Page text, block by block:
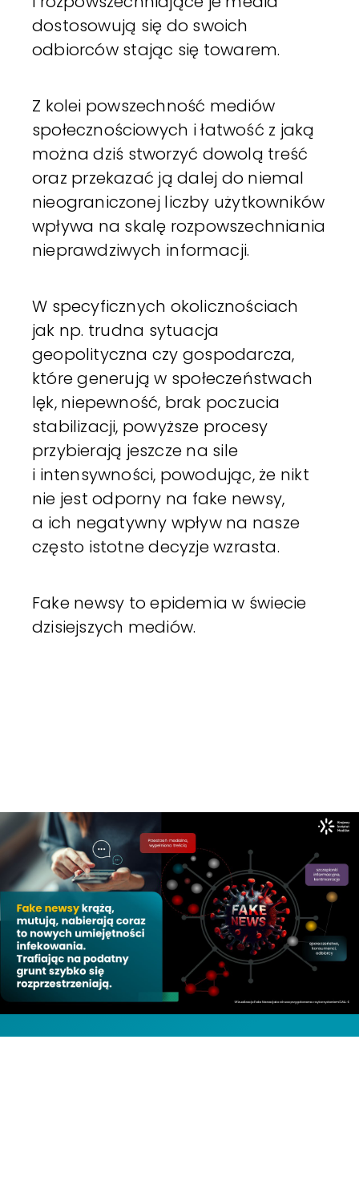
dostosowują się do swoich
odbiorców stając się towarem.
Z kolei powszechność mediów
społecznościowych i łatwość z jaką
można dziś stworzyć dowolą treść
oraz przekazać ją dalej do niemal
nieograniczonej liczby użytkowników
wpływa na skalę rozpowszechniania
nieprawdziwych informacji.
W specyficznych okolicznościach
jak np. trudna sytuacja
geopolityczna czy gospodarcza,
które generują w społeczeństwach
lęk, niepewność, brak poczucia
stabilizacji, powyższe procesy
przybierają jeszcze na sile
i intensywności, powodując, że nikt
nie jest odporny na fake newsy,
a ich negatywny wpływ na nasze
często istotne decyzje wzrasta.
Fake newsy to epidemia w świecie
dzisiejszych mediów.